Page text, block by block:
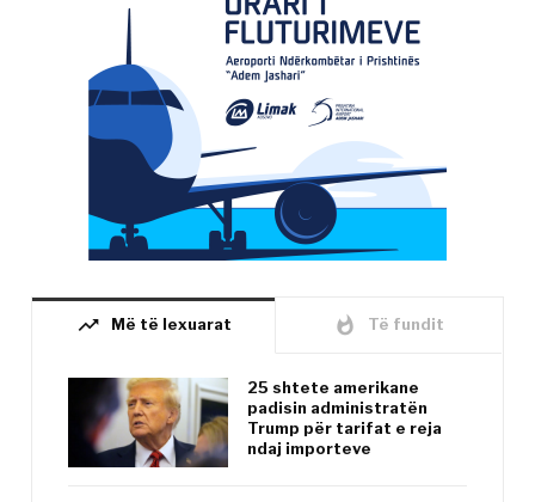
trending_up Më të lexuarat whatshot Të fundit
25 shtete amerikane
padisin administratën
Trump për tarifat e reja
ndaj importeve